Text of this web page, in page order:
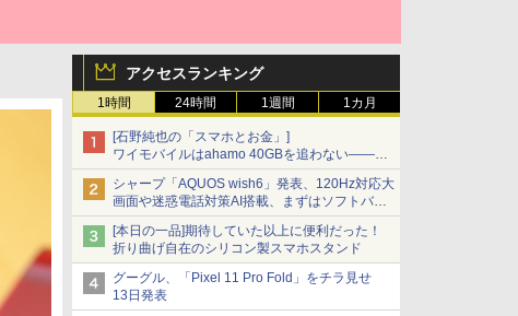
アクセスランキング
1時間 24時間 1週間 1カ月
[石野純也の「スマホとお金」]
ワイモバイルはahamo 40GBを追わない――単
身向け「超おトク割」の安さと1年限定の注意
点
シャープ「AQUOS wish6」発表、120Hz対応大
画面や迷惑電話対策AI搭載、まずはソフトバン
クの法人向け
[本日の一品]期待していた以上に便利だった！
折り曲げ自在のシリコン製スマホスタンド
グーグル、「Pixel 11 Pro Fold」をチラ見せ
13日発表